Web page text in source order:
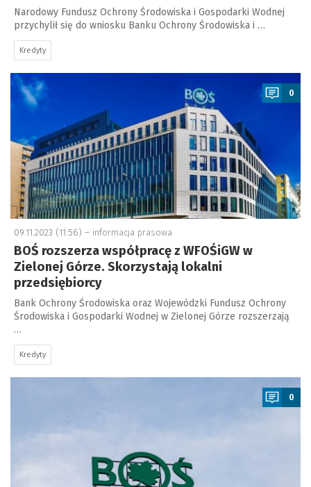
Narodowy Fundusz Ochrony Środowiska i Gospodarki Wodnej
przychylił się do wniosku Banku Ochrony Środowiska i …
Kredyty
a
0
09.11.2023 (11:56) – informacja prasowa
BOŚ rozszerza współpracę z WFOŚiGW w
Zielonej Górze. Skorzystają lokalni
przedsiębiorcy
Bank Ochrony Środowiska oraz Wojewódzki Fundusz Ochrony
Środowiska i Gospodarki Wodnej w Zielonej Górze rozszerzają
…
Kredyty
a
0